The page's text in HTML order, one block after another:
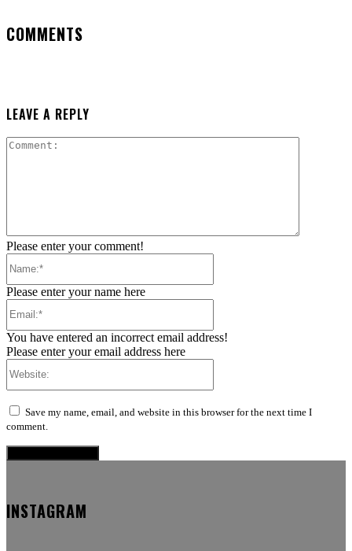
COMMENTS
LEAVE A REPLY
Please enter your comment!
Please enter your name here
You have entered an incorrect email address!
Please enter your email address here
Save my name, email, and website in this browser for the next time I
comment.
INSTAGRAM